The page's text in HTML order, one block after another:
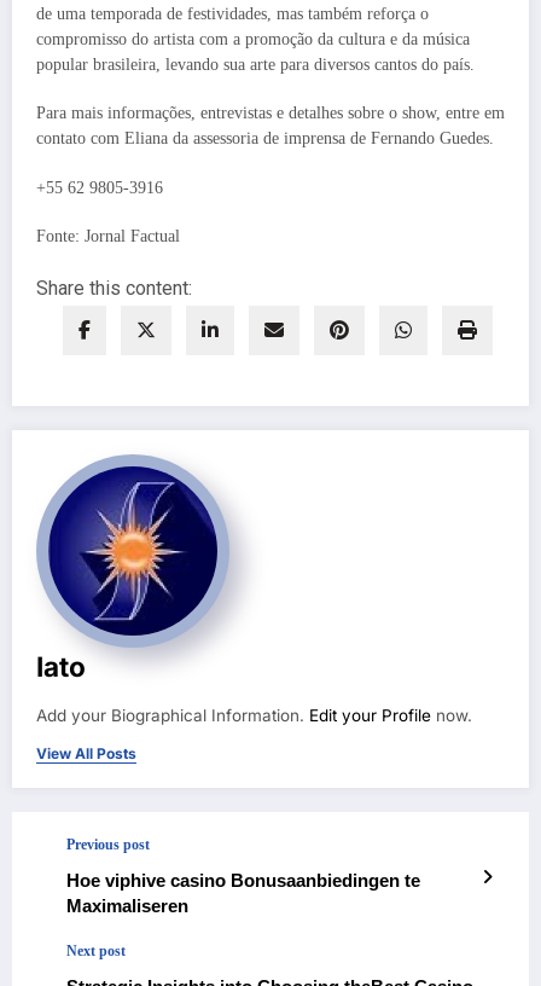
de uma temporada de festividades, mas também reforça o
compromisso do artista com a promoção da cultura e da música
popular brasileira, levando sua arte para diversos cantos do país.
Para mais informações, entrevistas e detalhes sobre o show, entre em
contato com Eliana da assessoria de imprensa de Fernando Guedes.
+55 62 9805-3916
Fonte: Jornal Factual
Share this content:
Iato
Add your Biographical Information. Edit your Profile now.
View All Posts
Previous post
Hoe viphive casino Bonusaanbiedingen te
Maximaliseren
Next post